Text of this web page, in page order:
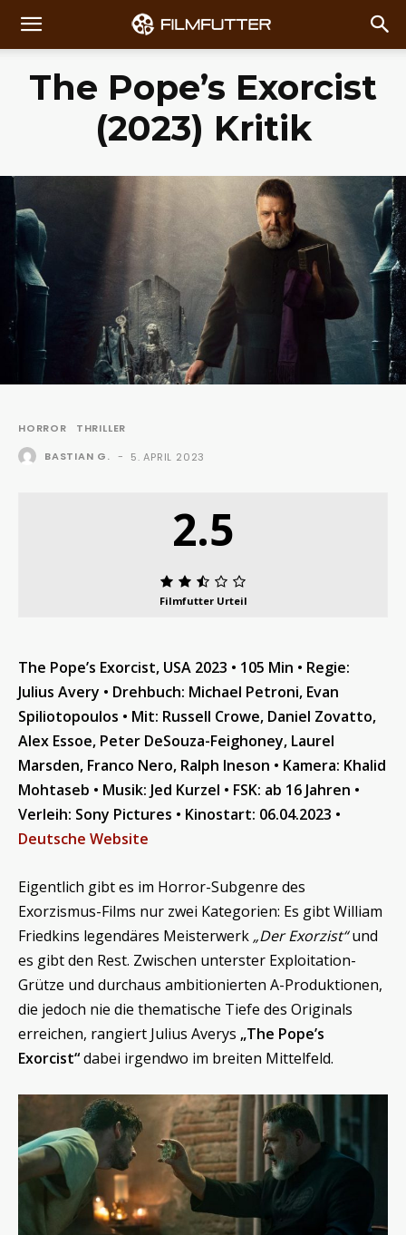
The Pope’s Exorcist
(2023) Kritik
HORROR
THRILLER
BASTIAN G. - 5. APRIL 2023
2.5
Filmfutter Urteil
The Pope’s Exorcist, USA 2023 • 105 Min • Regie:
Julius Avery • Drehbuch: Michael Petroni, Evan
Spiliotopoulos • Mit: Russell Crowe, Daniel Zovatto,
Alex Essoe, Peter DeSouza-Feighoney, Laurel
Marsden, Franco Nero, Ralph Ineson • Kamera: Khalid
Mohtaseb • Musik: Jed Kurzel • FSK: ab 16 Jahren •
Verleih: Sony Pictures • Kinostart: 06.04.2023 •
Deutsche Website
Eigentlich gibt es im Horror-Subgenre des
Exorzismus-Films nur zwei Kategorien: Es gibt William
Friedkins legendäres Meisterwerk „Der Exorzist“und
es gibt den Rest. Zwischen unterster Exploitation-
Grütze und durchaus ambitionierten A-Produktionen,
die jedoch nie die thematische Tiefe des Originals
erreichen, rangiert Julius Averys „The Pope’s
Exorcist“dabei irgendwo im breiten Mittelfeld.